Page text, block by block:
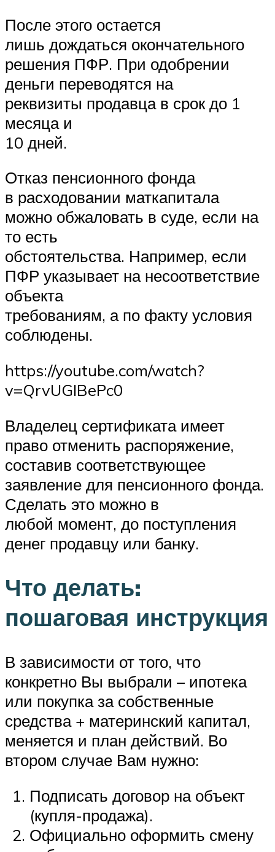
После этого остается
лишь дождаться окончательного
решения ПФР. При одобрении
деньги переводятся на
реквизиты продавца в срок до 1
месяца и
10 дней.
Отказ пенсионного фонда
в расходовании маткапитала
можно обжаловать в суде, если на
то есть
обстоятельства. Например, если
ПФР указывает на несоответствие
объекта
требованиям, а по факту условия
соблюдены.
https://youtube.com/watch?
v=QrvUGIBePc0
Владелец сертификата имеет
право отменить распоряжение,
составив соответствующее
заявление для пенсионного фонда.
Сделать это можно в
любой момент, до поступления
денег продавцу или банку.
Что делать:
пошаговая инструкция
В зависимости от того, что
конкретно Вы выбрали – ипотека
или покупка за собственные
средства + материнский капитал,
меняется и план действий. Во
втором случае Вам нужно:
Подписать договор на объект
(купля-продажа).
Официально оформить смену